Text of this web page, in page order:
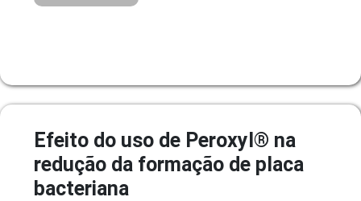
Efeito do uso de Peroxyl® na
redução da formação de placa
bacteriana